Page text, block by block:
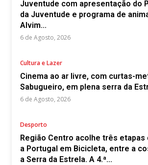
Juventude com apresentação do
da Juventude e programa de
Alvim...
6 de Agosto, 2026
Cultura e Lazer
Cinema ao ar livre, com curtas-
Sabugueiro, em plena serra da
6 de Agosto, 2026
Desporto
Região Centro acolhe três etapas
a Portugal em Bicicleta, entre a
a Serra da Estrela. A 4.ª...